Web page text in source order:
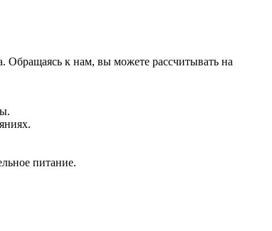
Обращаясь к нам, вы можете рассчитывать на
питание.